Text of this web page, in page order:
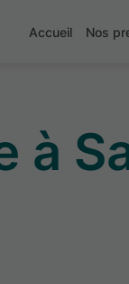
Accueil Nos
à